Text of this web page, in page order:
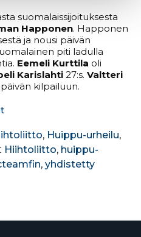
suomalaissijoituksesta
Happonen. Happonen
ja nousi päivän
piti ladulla
Eemeli Kurttila oli
Karislahti 27:s. Valtteri
kilpailuun.
, Huippu-urheilu,
Hiihtoliitto, huippu-
, yhdistetty